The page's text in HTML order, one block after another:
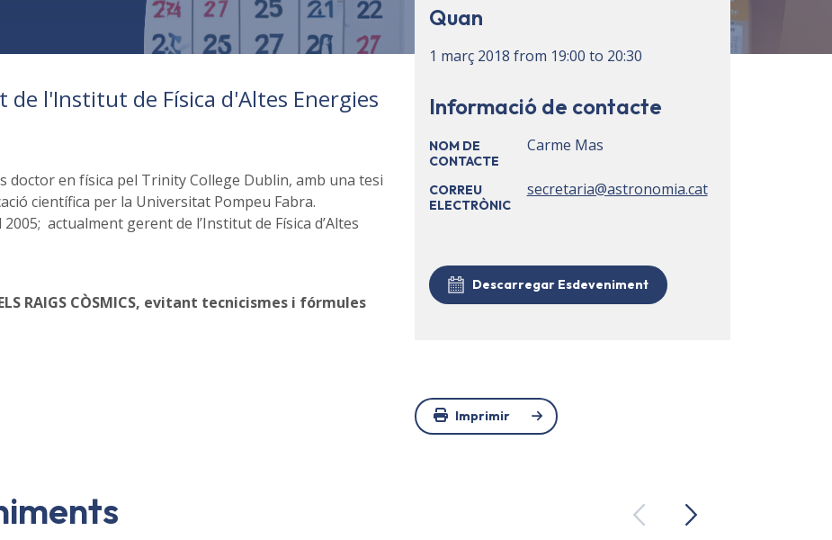
de l'Institut de Física d'Altes Energies
doctor en física pel Trinity College Dublin, amb una tesi
científica per la Universitat Pompeu Fabra.
actualment gerent de l’Institut de Física d’Altes
RAIGS CÒSMICS, evitant tecnicismes i fórmules
Quan
1 març 2018 from 19:00 to 20:30
Informació de contacte
NOM DE
CONTACTE
Carme Mas
CORREU
ELECTRÒNIC
secretaria@astronomia.cat
Descarregar Esdeveniment
Imprimir
PreviousNext